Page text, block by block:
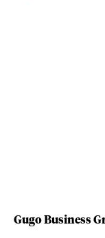
Gugo Business